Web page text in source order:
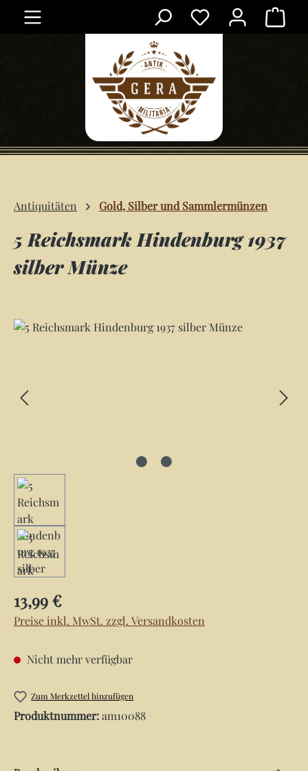
Zum Hauptinhalt springen
Antiquitäten Gold, Silber und Sammlermünzen
5 Reichsmark Hindenburg 1937
silber Münze
Bildergalerie überspringen
Regulärer Preis:
13,99 €
Preise inkl. MwSt. zzgl. Versandkosten
Nicht mehr verfügbar
Zum Merkzettel hinzufügen
Produktnummer:am10088